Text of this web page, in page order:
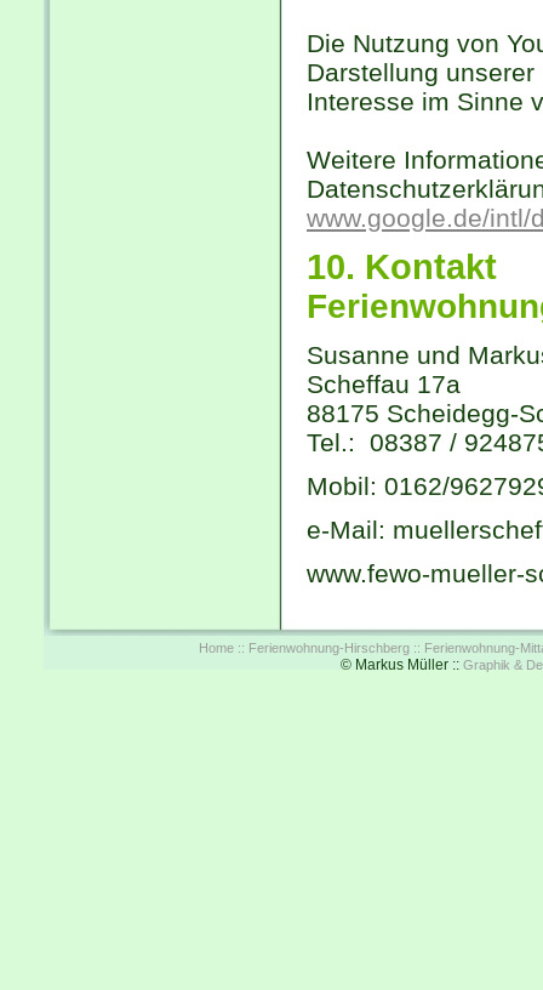
Die Nutzung von
Darstellung
Interesse im Sinne
Weitere
www.google.de/intl/
10. Kontakt
Susanne und
Scheffau 17a
88175 Scheidegg-
Tel.: 08387 /
Mobil: 0162/
e-Mail:
www.fewo-mueller-
Home :: Ferienwohnung-Hirschberg :: Ferienwohnung-
© Markus Müller :: Graphik &